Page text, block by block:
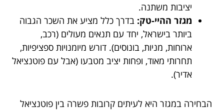
יציבות משתנה.
מגזר ההיי-טק: בדרך כלל מציע את השכר הגבוה
ביותר בישראל, יחד עם תנאים מעולים (רכב,
ארוחות, מניות, בונוסים). דורש מיומנויות ספציפיות,
תחרותי מאוד, ופחות יציב מטבעו (אבל עם פוטנציאל
אדיר).
הבחירה במגזר היא לעיתים קרובות פשרה בין פוטנציאל